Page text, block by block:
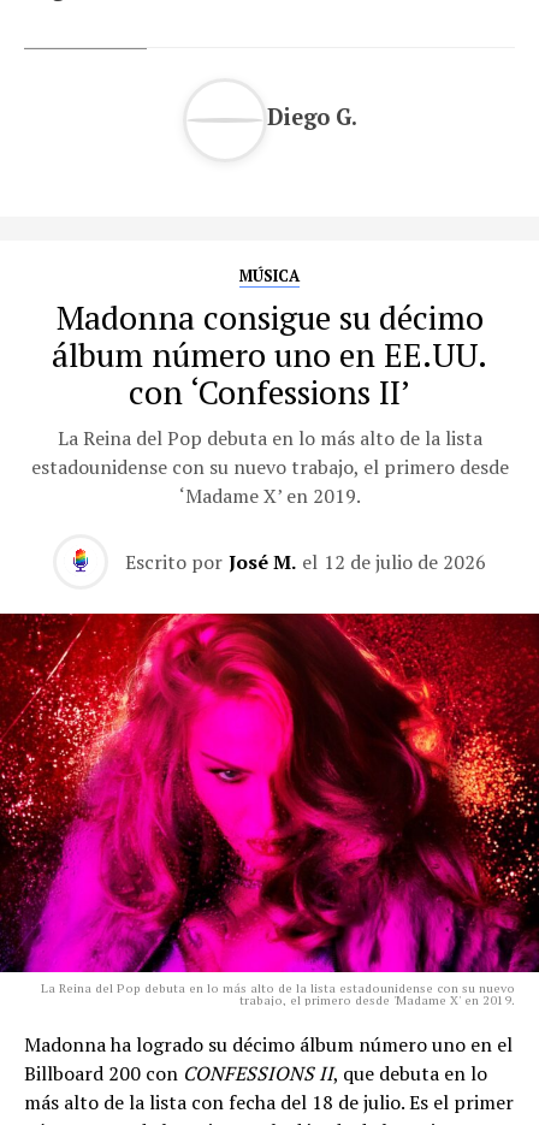
Diego G.
MÚSICA
Madonna consigue su décimo
álbum número uno en EE.UU.
con ‘Confessions II’
La Reina del Pop debuta en lo más alto de la lista
estadounidense con su nuevo trabajo, el primero desde
‘Madame X’ en 2019.
Escrito por José M. el 12 de julio de 2026
La Reina del Pop debuta en lo más alto de la lista estadounidense con su nuevo
trabajo, el primero desde 'Madame X' en 2019.
Madonna ha logrado su décimo álbum número uno en el
Billboard 200 con CONFESSIONS II, que debuta en lo
más alto de la lista con fecha del 18 de julio. Es el primer